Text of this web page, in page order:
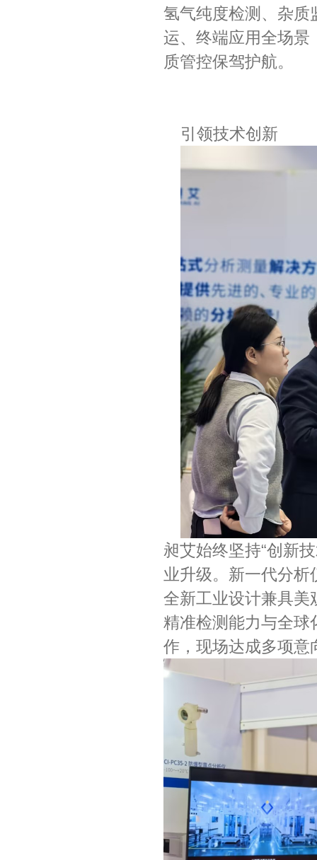
氢气纯度检测、杂质
运、终端应用全场景
质管控保驾护航。
引领技术创新
昶艾始终坚持“创新
业升级。新一代分析
全新工业设计兼具美
精准检测能力与全球
作，现场达成多项意